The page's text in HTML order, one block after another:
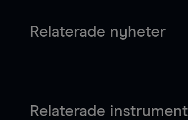
Relaterade nyheter
Relaterade instrument